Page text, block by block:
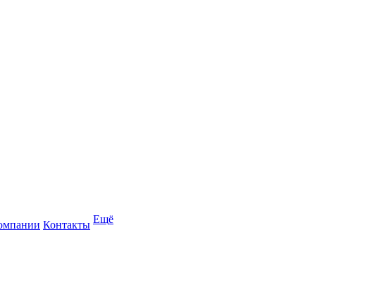
Контакты Ещё